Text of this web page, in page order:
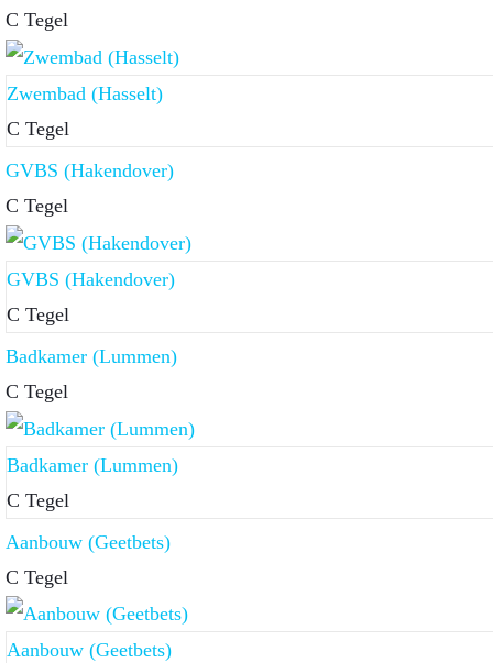
C Tegel
Zwembad (Hasselt)
C Tegel
GVBS (Hakendover)
C Tegel
GVBS (Hakendover)
C Tegel
Badkamer (Lummen)
C Tegel
Badkamer (Lummen)
C Tegel
Aanbouw (Geetbets)
C Tegel
Aanbouw (Geetbets)